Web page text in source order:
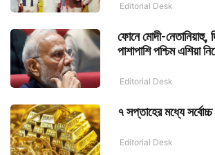
Editorial Desk
ফোনে মোদী-নেতানিয়াহু,
পাশাপাশি পশ্চিম এশিয়া
Editorial Desk
৭ সপ্তাহের মধ্যে
Editorial Desk